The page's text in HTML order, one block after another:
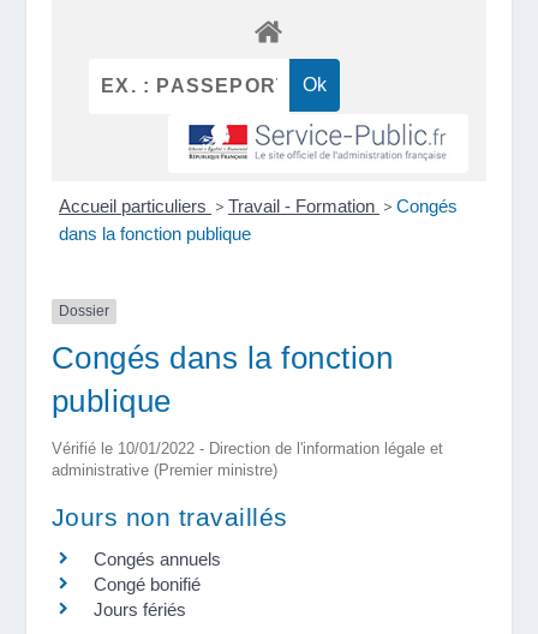
Accueil particuliers > Travail - Formation > Congés
dans la fonction publique
Dossier
Congés dans la fonction
publique
Vérifié le 10/01/2022 - Direction de l'information légale et
administrative (Premier ministre)
Jours non travaillés
Congés annuels
Congé bonifié
Jours fériés